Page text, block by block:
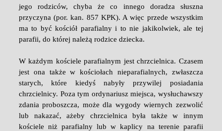
jego rodziców, chyba że co innego doradza słuszna
przyczyna (por. kan. 857 KPK). A więc przede wszystkim
ma to być kościół parafialny i to nie jakikolwiek, ale tej
parafii, do której należą rodzice dziecka.
W każdym kościele parafialnym jest chrzcielnica. Czasem
jest ona także w kościołach nieparafialnych, zwłaszcza
starych, które kiedyś nabyły przywilej posiadania
chrzcielnicy. Poza tym ordynariusz miejsca, wysłuchawszy
zdania proboszcza, może dla wygody wiernych zezwolić
lub nakazać, ażeby chrzcielnica była także w innym
kościele niż parafialny lub w kaplicy na terenie parafii